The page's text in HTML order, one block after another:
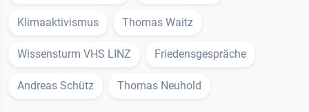
Klimaaktivismus Thomas Waitz
Wissensturm VHS LINZ Friedensgespräche
Andreas Schütz Thomas Neuhold